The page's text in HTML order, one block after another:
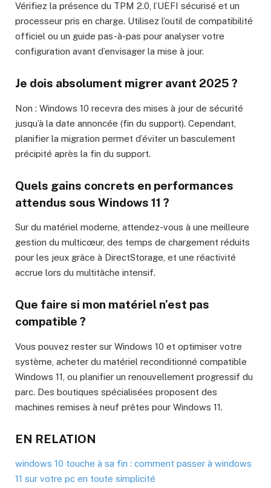
Vérifiez la présence du TPM 2.0, l’UEFI sécurisé et un
processeur pris en charge. Utilisez l’outil de compatibilité
officiel ou un guide pas-à-pas pour analyser votre
configuration avant d’envisager la mise à jour.
Je dois absolument migrer avant 2025 ?
Non : Windows 10 recevra des mises à jour de sécurité
jusqu’à la date annoncée (fin du support). Cependant,
planifier la migration permet d’éviter un basculement
précipité après la fin du support.
Quels gains concrets en performances
attendus sous Windows 11 ?
Sur du matériel moderne, attendez-vous à une meilleure
gestion du multicœur, des temps de chargement réduits
pour les jeux grâce à DirectStorage, et une réactivité
accrue lors du multitâche intensif.
Que faire si mon matériel n’est pas
compatible ?
Vous pouvez rester sur Windows 10 et optimiser votre
système, acheter du matériel reconditionné compatible
Windows 11, ou planifier un renouvellement progressif du
parc. Des boutiques spécialisées proposent des
machines remises à neuf prêtes pour Windows 11.
EN RELATION
windows 10 touche à sa fin : comment passer à windows
11 sur votre pc en toute simplicité